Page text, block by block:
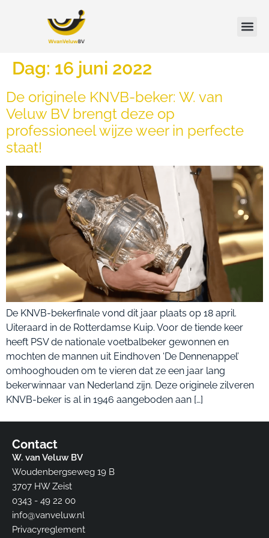
Dag: 16 juni 2022
De originele KNVB-beker: W. van
Veluw BV brengt deze op
professioneel wijze weer in perfecte
staat!
De KNVB-bekerfinale vond dit jaar plaats op 18 april.
Uiteraard in de Rotterdamse Kuip. Voor de tiende keer
heeft PSV de nationale voetbalbeker gewonnen en
mochten de mannen uit Eindhoven ‘De Dennenappel’
omhooghouden om te vieren dat ze een jaar lang
bekerwinnaar van Nederland zijn. Deze originele zilveren
KNVB-beker is al in 1946 aangeboden aan […]
Contact
W. van Veluw BV
Woudenbergseweg 19 B
3707 HW Zeist​
0343 - 49 22 00
info@vanveluw.nl
Privacyreglement